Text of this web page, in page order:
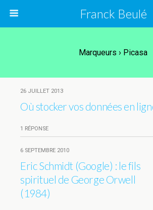
Franck Beulé
Marqueurs › Picasa
26 JUILLET 2013
Où stocker vos données en
1 RÉPONSE
6 SEPTEMBRE 2010
Eric Schmidt (Google) : le fils
spirituel de George Orwell
(1984)